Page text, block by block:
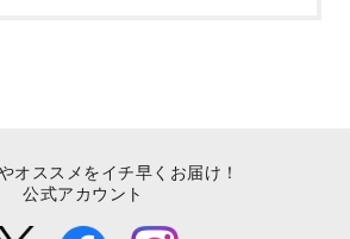
オススメをイチ早くお届け！
公式アカウント